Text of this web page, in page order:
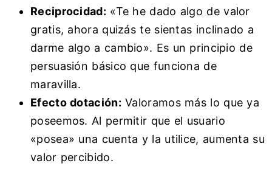
Reciprocidad: «Te he dado algo de valor
gratis, ahora quizás te sientas inclinado a
darme algo a cambio». Es un principio de
persuasión básico que funciona de
maravilla.
Efecto dotación: Valoramos más lo que ya
poseemos. Al permitir que el usuario
«posea» una cuenta y la utilice, aumenta su
valor percibido.